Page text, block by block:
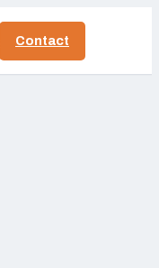
Contact